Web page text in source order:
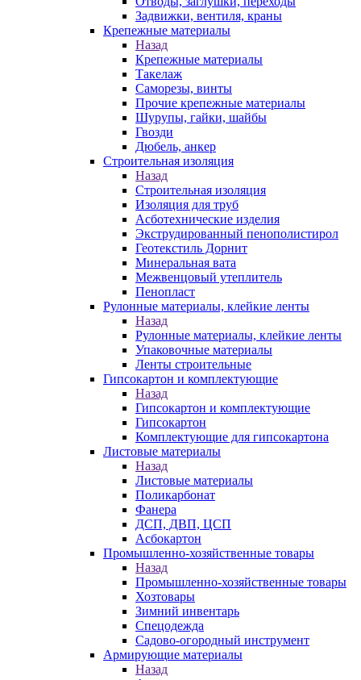
Задвижки, вентиля, краны
Крепежные материалы
Назад
Крепежные материалы
Такелаж
Саморезы, винты
Прочие крепежные материалы
Шурупы, гайки, шайбы
Гвозди
Дюбель, анкер
Строительная изоляция
Назад
Строительная изоляция
Изоляция для труб
Асботехнические изделия
Экструдированный пенополистирол
Геотекстиль Дорнит
Минеральная вата
Межвенцовый утеплитель
Пенопласт
Рулонные материалы, клейкие ленты
Назад
Рулонные материалы, клейкие ленты
Упаковочные материалы
Ленты строительные
Гипсокартон и комплектующие
Назад
Гипсокартон и комплектующие
Гипсокартон
Комплектующие для гипсокартона
Листовые материалы
Назад
Листовые материалы
Поликарбонат
Фанера
ДСП, ДВП, ЦСП
Асбокартон
Промышленно-хозяйственные товары
Назад
Промышленно-хозяйственные товары
Хозтовары
Зимний инвентарь
Спецодежда
Садово-огородный инструмент
Армирующие материалы
Назад